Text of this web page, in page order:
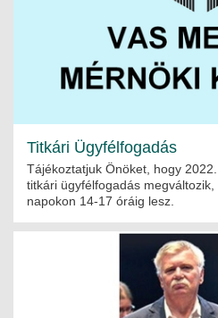
Titkári Ügyfélfogadás
Tájékoztatjuk Önöket, hogy
titkári ügyfélfogadás
napokon 14-17 óráig lesz.